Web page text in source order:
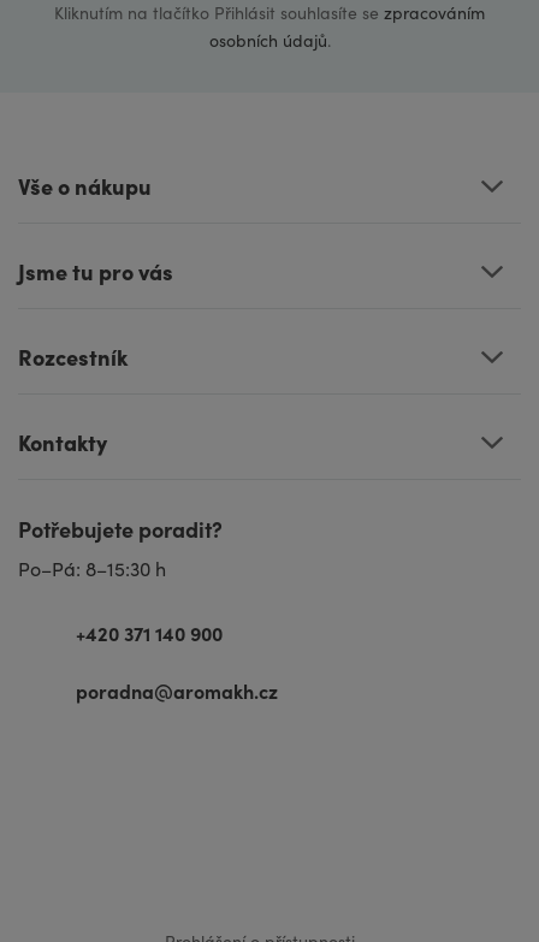
Kliknutím na tlačítko Přihlásit souhlasíte se zpracováním
osobních údajů.
Vše o nákupu
Jsme tu pro vás
Rozcestník
Kontakty
Potřebujete poradit?
Po–Pá: 8–15:30 h
+420 371 140 900
poradna@aromakh.cz